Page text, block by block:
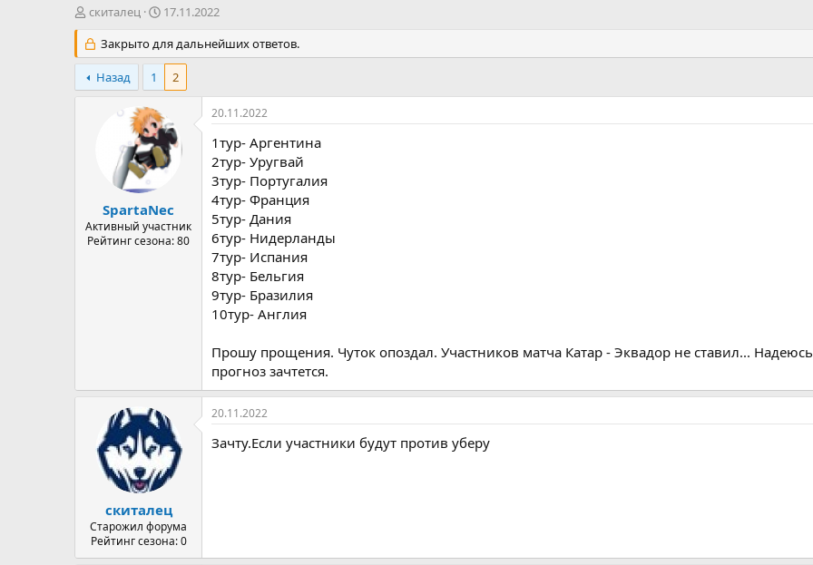
А
т
о
р
т
скиталец
Д
т
а
а
а
л
а
17.11.2022
Закрыто для дальнейших ответов.
Назад 1 2
SpartaNec
Активный участник
Рейтинг сезона: 80
20.11.2022
1тур- Аргентина
2тур- Уругвай
3тур- Португалия
4тур- Франция
5тур- Дания
6тур- Нидерланды
7тур- Испания
8тур- Бельгия
9тур- Бразилия
10тур- Англия
Прошу прощения. Чуток опоздал. Участников матча Катар - Эквадор не ставил...
прогноз зачтется.
скиталец
Старожил форума
Рейтинг сезона: 0
20.11.2022
Зачту.Если участники будут против уберу